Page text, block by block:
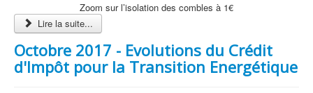
Zoom sur l’isolation des combles à 1€
Lire la suite...
Octobre 2017 - Evolutions du Crédit
d'Impôt pour la Transition Energétique